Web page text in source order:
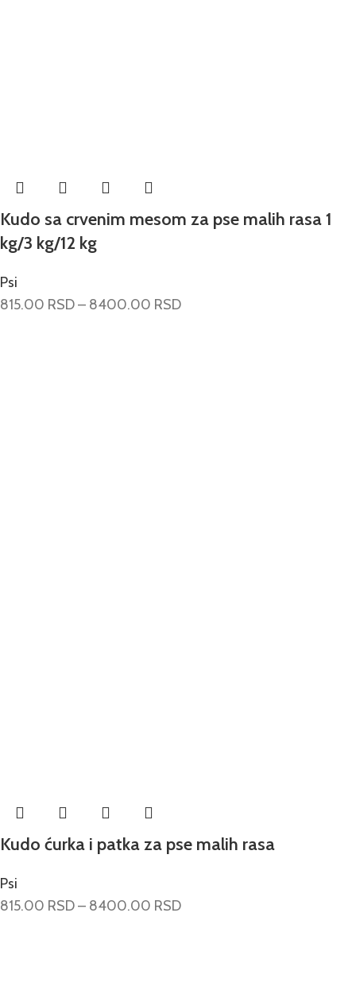
Kudo sa crvenim mesom za pse malih rasa 1
kg/3 kg/12 kg
Psi
815.00 RSD– 8400.00 RSD
Kudo ćurka i patka za pse malih rasa
Psi
815.00 RSD– 8400.00 RSD